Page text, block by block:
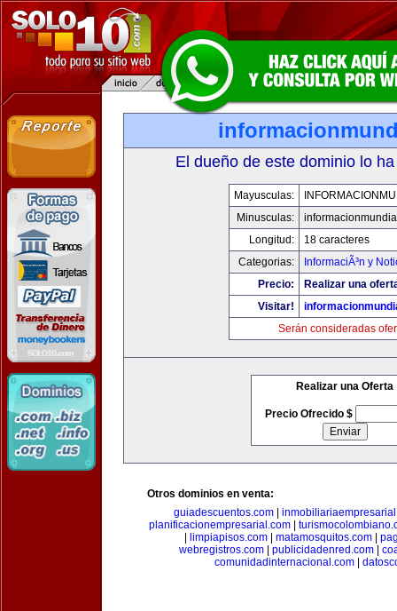
El dueño de este dominio lo
Mayusculas:
Minusculas:
Longitud:
18 caracteres
Categorias:
InformaciÃ³n y
Precio:
Realizar una
Visitar!
Serán consideradas
Realizar una Oferta
Precio Ofrecido $
Otros dominios en venta:
guiadescuentos.com
planificacionempresarial.com
limpiapisos.com| matamosquitos.com|
webregistros.com| publicidadenred.com|
comunidadinternacional.com|